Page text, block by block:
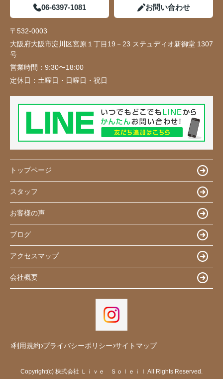
06-6397-1081 お問い合わせ
〒532-0003
大阪府大阪市淀川区宮原１丁目19－23 ステュディオ新御堂 1307
号
営業時間： 9:30〜18:00
定休日： 土曜日・日曜日・祝日
トップページ
スタッフ
お客様の声
ブログ
アクセスマップ
会社概要
利用規約 プライバシーポリシー サイトマップ
Copyright(c) 株式会社 Ｌｉｖｅ Ｓｏｌｅｉｌ All Rights Reserved.